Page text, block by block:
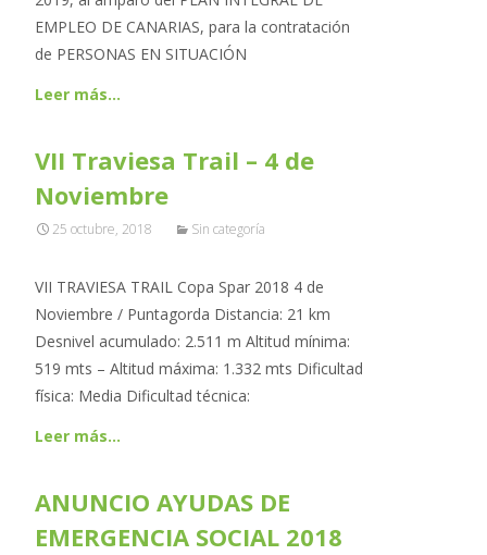
EMPLEO DE CANARIAS, para la contratación
de PERSONAS EN SITUACIÓN
Leer más…
VII Traviesa Trail – 4 de
Noviembre
25 octubre, 2018 Sin categoría
VII TRAVIESA TRAIL Copa Spar 2018 4 de
Noviembre / Puntagorda Distancia: 21 km
Desnivel acumulado: 2.511 m Altitud mínima:
519 mts – Altitud máxima: 1.332 mts Dificultad
física: Media Dificultad técnica:
Leer más…
ANUNCIO AYUDAS DE
EMERGENCIA SOCIAL 2018